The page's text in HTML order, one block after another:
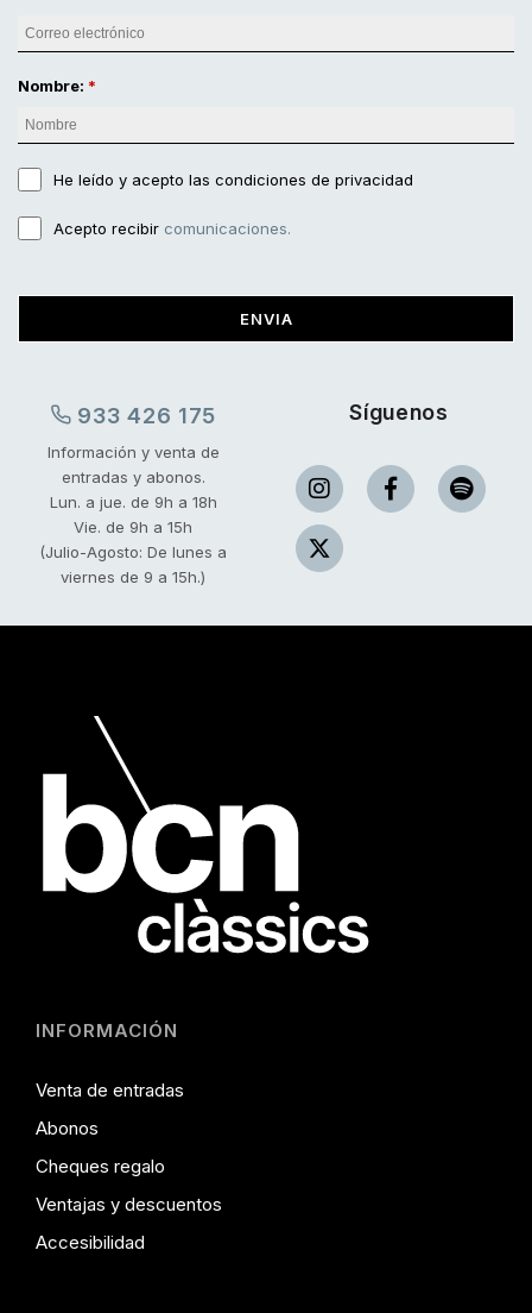
Nombre:
He leído y acepto las condiciones de privacidad
Acepto recibir comunicaciones.
ENVIA
933 426 175
Información y venta de
entradas y abonos.
Lun. a jue. de 9h a 18h
Vie. de 9h a 15h
(Julio-Agosto: De lunes a
viernes de 9 a 15h.)
Síguenos
INFORMACIÓN
Venta de entradas
Abonos
Cheques regalo
Ventajas y descuentos
Accesibilidad